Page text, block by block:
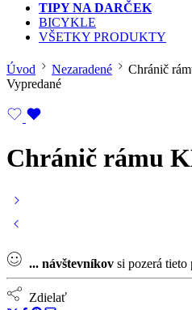
TIPY NA DARČEK
BICYKLE
VŠETKY PRODUKTY
Úvod Nezaradené
Chránič
Vypredané
Chránič rámu
... návštevníkov si pozerá tieto
Zdielať